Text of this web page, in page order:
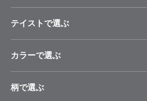
テイストで選ぶ
カラーで選ぶ
柄で選ぶ